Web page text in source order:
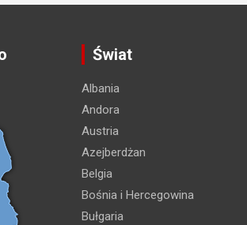
Świat
Albania
Andora
Austria
Azejberdżan
Belgia
Bośnia i Hercegowina
Bułgaria